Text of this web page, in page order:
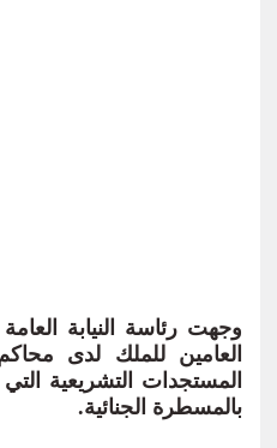
وجهت رئاسة النيابة
العامين للملك لدى
بالمسطرة الجنائية.